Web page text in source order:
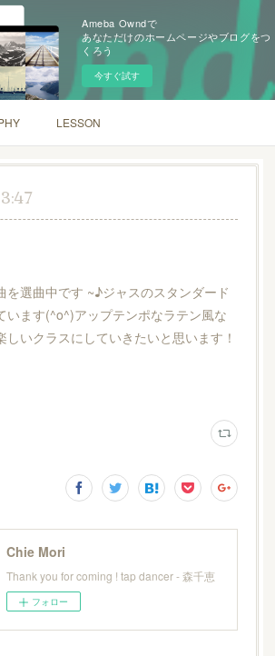
Ameba Owndで
あなただけのホームページやブログをつ
くろう
今すぐ試す
LESSON
を選曲中です ~♪ジャスのスタンダード
います(^o^)アップテンポなラテン風な
しいクラスにしていきたいと思います！
Chie Mori
Thank you for coming ! tap dancer - 森千恵
フォロー